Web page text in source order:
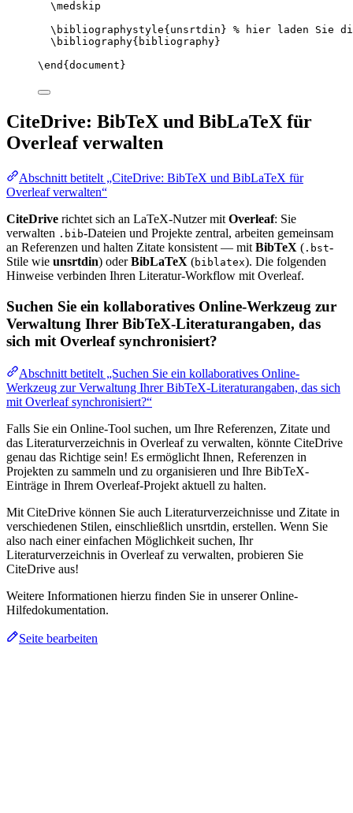
\medskip
\bibliographystyle{unsrtdin} % hier laden Sie
\bibliography{bibliography}
\end { document }
CiteDrive: BibTeX und BibLaTeX für
Overleaf verwalten
Abschnitt betitelt „CiteDrive: BibTeX und BibLaTeX für
Overleaf verwalten“
CiteDrive richtet sich an LaTeX-Nutzer mit Overleaf: Sie
verwalten .bib-Dateien und Projekte zentral, arbeiten gemeinsam
an Referenzen und halten Zitate konsistent — mit BibTeX ( .bst-
Stile wie unsrtdin) oderBibLaTeX (biblatex). Die folgenden
Hinweise verbinden Ihren Literatur-Workflow mit Overleaf.
Suchen Sie ein kollaboratives Online-Werkzeug zur
Verwaltung Ihrer BibTeX-Literaturangaben, das
sich mit Overleaf synchronisiert?
Abschnitt betitelt „Suchen Sie ein kollaboratives Online-
Werkzeug zur Verwaltung Ihrer BibTeX-Literaturangaben, das sich
mit Overleaf synchronisiert?“
Falls Sie ein Online-Tool suchen, um Ihre Referenzen, Zitate und
das Literaturverzeichnis in Overleaf zu verwalten, könnte CiteDrive
genau das Richtige sein! Es ermöglicht Ihnen, Referenzen in
Projekten zu sammeln und zu organisieren und Ihre BibTeX-
Einträge in Ihrem Overleaf-Projekt aktuell zu halten.
Mit CiteDrive können Sie auch Literaturverzeichnisse und Zitate in
verschiedenen Stilen, einschließlich unsrtdin, erstellen. Wenn Sie
also nach einer einfachen Möglichkeit suchen, Ihr
Literaturverzeichnis in Overleaf zu verwalten, probieren Sie
CiteDrive aus!
Weitere Informationen hierzu finden Sie in unserer Online-
Hilfedokumentation.
Seite bearbeiten